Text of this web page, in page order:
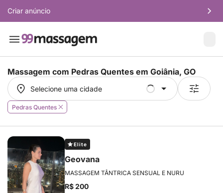
Criar anúncio
Massagem com Pedras Quentes em Goiânia, GO
Selecione uma cidade
Selecione uma cidade
Pedras Quentes
Elite
Geovana
MASSAGEM TÂNTRICA SENSUAL E NURU
R$ 200